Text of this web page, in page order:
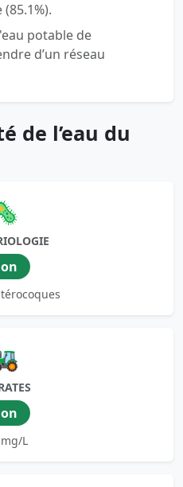
potable de
d’un réseau
de l’eau du
L